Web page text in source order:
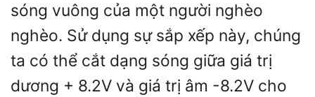
sóng vuông của một người nghèo
nghèo. Sử dụng sự sắp xếp này, chúng
ta có thể cắt dạng sóng giữa giá trị
dương + 8.2V và giá trị âm -8.2V cho